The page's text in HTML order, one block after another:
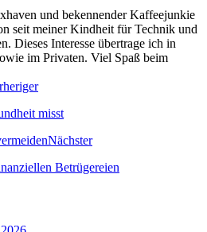
und bekennender Kaffeejunkie
seit meiner Kindheit für Technik und
Dieses Interesse übertrage ich in
im Privaten. Viel Spaß beim
misst
Nächster
Betrügereien